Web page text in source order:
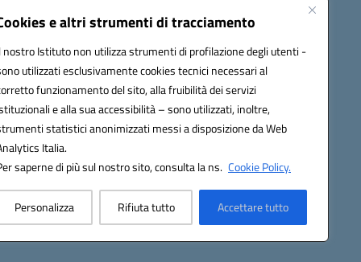
e altri strumenti di tracciamento
nostro Istituto non utilizza strumenti di profilazione degli utenti -
utilizzati esclusivamente cookies tecnici necessari al
funzionamento del sito, alla fruibilità dei servizi
e alla sua accessibilità – sono utilizzati, inoltre,
statistici anonimizzati messi a disposizione da Web
Italia.
saperne di più sul nostro sito, consulta la ns. Cookie Policy.
Personalizza Rifiuta tutto Accettare tutto
Seguici su: